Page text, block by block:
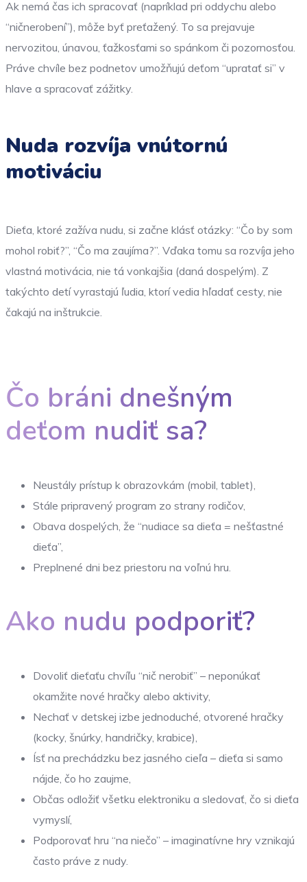
Ak nemá čas ich spracovať (napríklad pri oddychu alebo
“ničnerobení”), môže byť preťažený. To sa prejavuje
nervozitou, únavou, ťažkosťami so spánkom či pozornosťou.
Práve chvíle bez podnetov umožňujú deťom “upratať si” v
hlave a spracovať zážitky.
Nuda rozvíja vnútornú
motiváciu
Dieťa, ktoré zažíva nudu, si začne klásť otázky: “Čo by som
mohol robiť?”, “Čo ma zaujíma?”. Vďaka tomu sa rozvíja jeho
vlastná motivácia, nie tá vonkajšia (daná dospelým). Z
takýchto detí vyrastajú ľudia, ktorí vedia hľadať cesty, nie
čakajú na inštrukcie.
Čo bráni dnešným
deťom nudiť sa?
Neustály prístup k obrazovkám (mobil, tablet),
Stále pripravený program zo strany rodičov,
Obava dospelých, že “nudiace sa dieťa = nešťastné
dieťa”,
Preplnené dni bez priestoru na voľnú hru.
Ako nudu podporiť?
Dovoliť dieťaťu chvíľu “nič nerobiť” – neponúkať
okamžite nové hračky alebo aktivity,
Nechať v detskej izbe jednoduché, otvorené hračky
(kocky, šnúrky, handričky, krabice),
Ísť na prechádzku bez jasného cieľa – dieťa si samo
nájde, čo ho zaujme,
Občas odložiť všetku elektroniku a sledovať, čo si dieťa
vymyslí,
Podporovať hru “na niečo” – imaginatívne hry vznikajú
často práve z nudy.